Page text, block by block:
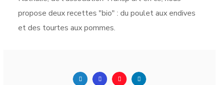
propose deux recettes "bio" : du poulet aux endives
et des tourtes aux pommes.